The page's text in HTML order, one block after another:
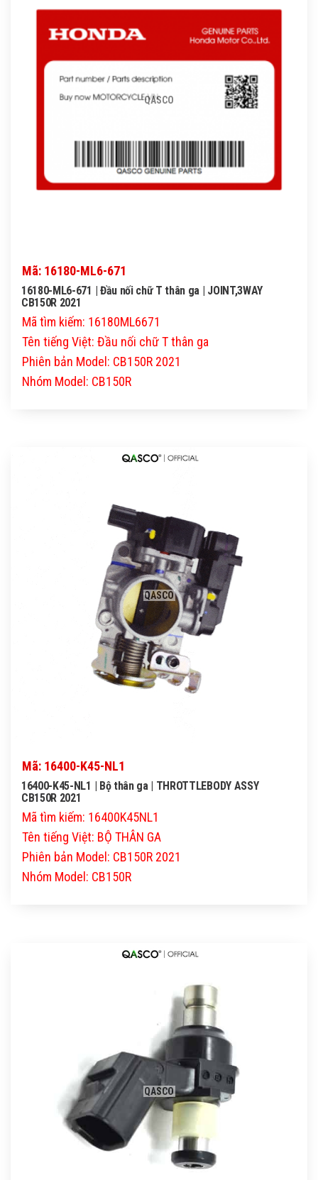
QASCO
Mã: 16180-ML6-671
16180-ML6-671 | Đầu nối chữ T thân ga | JOINT,3WAY
CB150R 2021
Mã tìm kiếm: 16180ML6671
Tên tiếng Việt: Đầu nối chữ T thân ga
Phiên bản Model: CB150R 2021
Nhóm Model: CB150R
QASCO
Mã: 16400-K45-NL1
16400-K45-NL1 | Bộ thân ga | THROTTLEBODY ASSY
CB150R 2021
Mã tìm kiếm: 16400K45NL1
Tên tiếng Việt: BỘ THÂN GA
Phiên bản Model: CB150R 2021
Nhóm Model: CB150R
QASCO